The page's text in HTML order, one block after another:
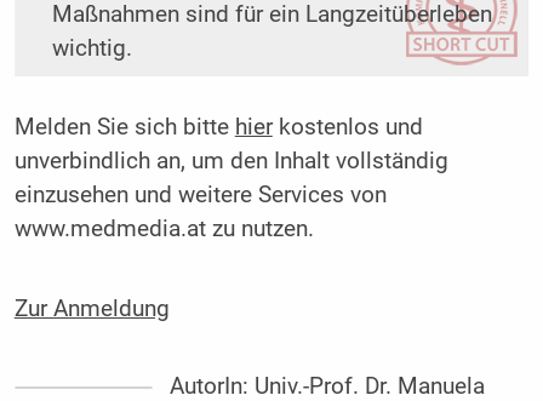
Maßnahmen sind für ein Langzeitüberleben
wichtig.
Melden Sie sich bitte hierkostenlos und
unverbindlich an, um den Inhalt vollständig
einzusehen und weitere Services von
www.medmedia.at zu nutzen.
Zur Anmeldung
AutorIn: Univ.-Prof. Dr. Manuela